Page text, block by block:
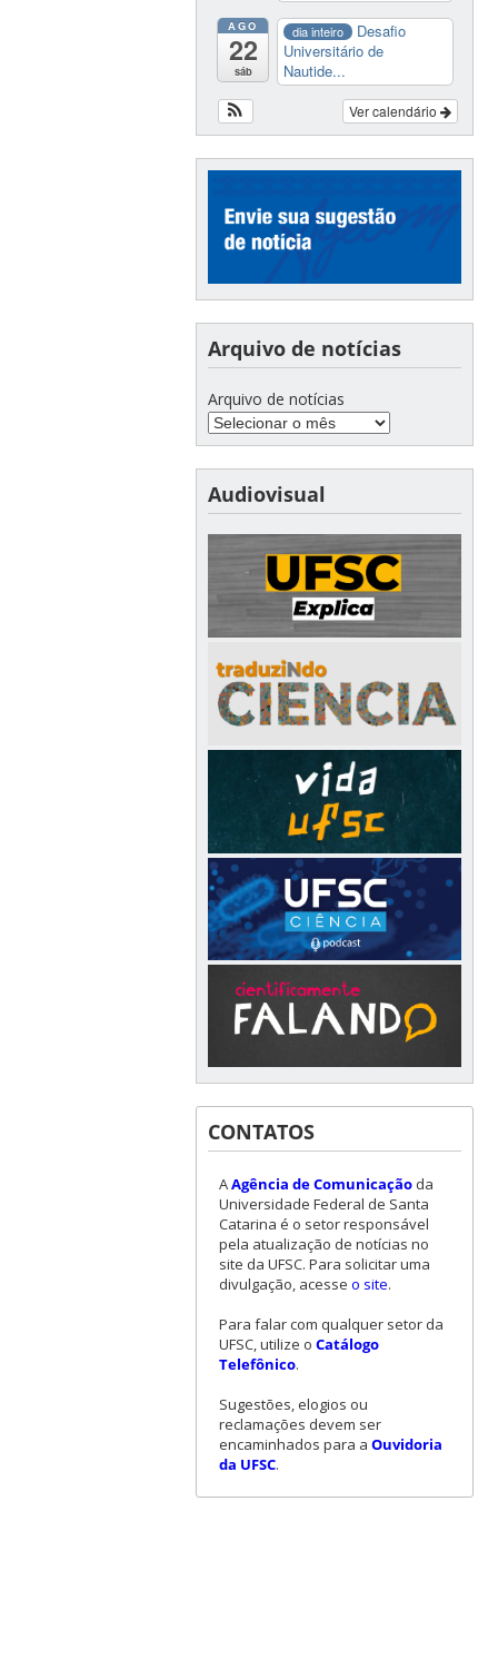
AGO
22
sáb
dia inteiro
Desafio
Universitário de
Nautide...
Ver calendário
Arquivo de notícias
Arquivo de notícias
Audiovisual
CONTATOS
AAgência de Comunicaçãoda
Universidade Federal de Santa
Catarina é o setor responsável
pela atualização de notícias no
site da UFSC. Para solicitar uma
divulgação, acesse o site.
Para falar com qualquer setor da
UFSC, utilize o Catálogo
Telefônico.
Sugestões, elogios ou
reclamações devem ser
encaminhados para a Ouvidoria
da UFSC.